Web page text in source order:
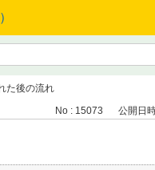
た後の流れ
No : 15073 公開日